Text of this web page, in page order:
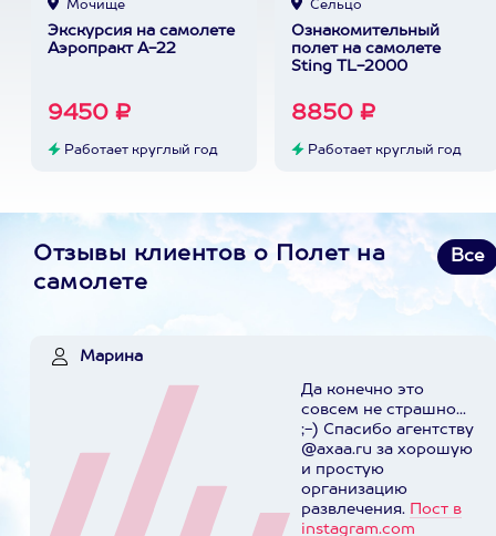
Мочище
Экскурсия на самолете
Аэропракт А-22
9450 ₽
Работает круглый год
Сельцо
Ознакомительный
полет на самолете
Sting TL-2000
8850 ₽
Работает круглый год
Отзывы клиентов о Полет на
самолете
Все
Марина
Да конечно это
совсем не страшно...
;-) Спасибо агентству
@axaa.ru за хорошую
и простую
организацию
развлечения. Пост в
instagram.com